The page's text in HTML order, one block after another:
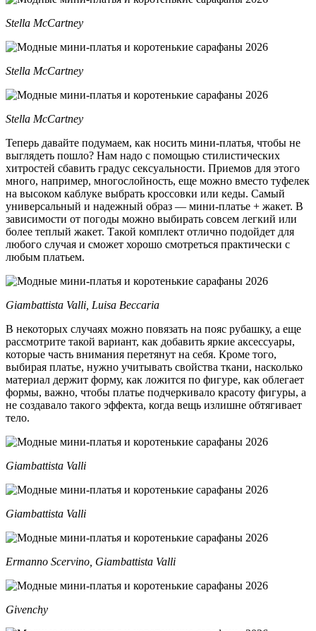
Stella McCartney
Stella McCartney
Stella McCartney
Теперь давайте подумаем, как носить мини-платья, чтобы не
выглядеть пошло? Нам надо с помощью стилистических
хитростей сбавить градус сексуальности. Приемов для этого
много, например, многослойность, еще можно вместо туфелек
на высоком каблуке выбрать кроссовки или кеды. Самый
универсальный и надежный образ — мини-платье + жакет. В
зависимости от погоды можно выбирать совсем легкий или
более теплый жакет. Такой комплект отлично подойдет для
любого случая и сможет хорошо смотреться практически с
любым платьем.
Giambattista Valli, Luisa Beccaria
В некоторых случаях можно повязать на пояс рубашку, а еще
рассмотрите такой вариант, как добавить яркие аксессуары,
которые часть внимания перетянут на себя. Кроме того,
выбирая платье, нужно учитывать свойства ткани, насколько
материал держит форму, как ложится по фигуре, как облегает
формы, важно, чтобы платье подчеркивало красоту фигуры, а
не создавало такого эффекта, когда вещь излишне обтягивает
тело.
Giambattista Valli
Giambattista Valli
Ermanno Scervino, Giambattista Valli
Givenchy